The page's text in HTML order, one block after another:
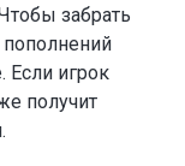
забрать
Если игрок
получит